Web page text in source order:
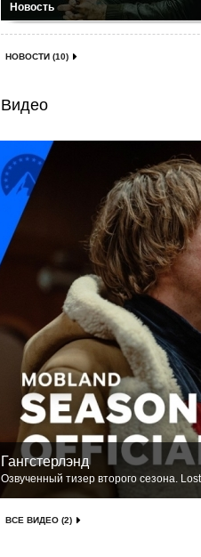
Новость
НОВОСТИ (10)
Видео
Гангстерлэнд
Озвученный тизер второго сезона.
ВСЕ ВИДЕО (2)